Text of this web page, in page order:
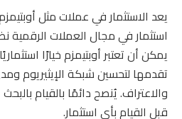
يعد الاستثمار في عملات مثل
استثمار في مجال العملات الرقمية
يمكن أن تعتبر أوبتيمزم خيارًا
تقدمها لتحسين شبكة الإيثيريوم
والاعتراف. يُنصح دائمًا بالقيام
قبل القيام بأي استثمار.